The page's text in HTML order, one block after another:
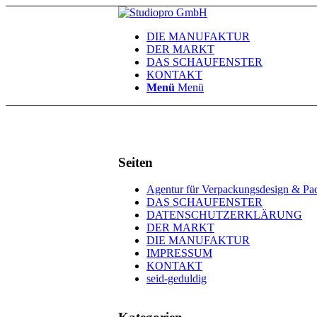
DIE MANUFAKTUR
DER MARKT
DAS SCHAUFENSTER
KONTAKT
Menü Menü
Seiten
Agentur für Verpackungsdesign &
DAS SCHAUFENSTER
DATENSCHUTZERKLÄRUNG
DER MARKT
DIE MANUFAKTUR
IMPRESSUM
KONTAKT
seid-geduldig